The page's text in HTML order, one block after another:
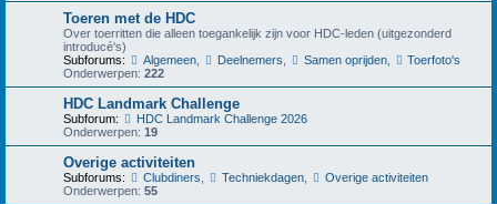
Toeren met de HDC
Over toerritten die alleen toegankelijk zijn voor HDC-leden (uitgezonderd
introducé's)
Subforums:
Algemeen, Deelnemers Samen oprijden,
Toerfoto's
Onderwerpen: 222
HDC Landmark Challenge
Subforum:
HDC Landmark Challenge 2026
Onderwerpen: 19
Overige activiteiten
Subforums: Clubdiners Techniekdagen,
Overige activiteiten
Onderwerpen: 55